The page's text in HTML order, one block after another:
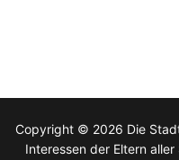
Copyright © 2026 Die
Interessen der Eltern